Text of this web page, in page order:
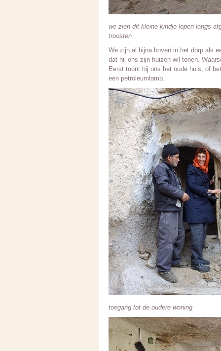
we zien dit kleine kindje lopen langs
troosten
We zijn al bijna boven in het dorp als
dat hij ons zijn huizen wil tonen.
Eerst toont hij ons het oude huis, of
een petroleumlamp.
toegang tot de oudere woning